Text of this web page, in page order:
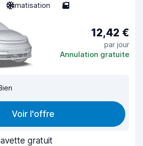
Climatisation 5
12,42 €
par jour
Annulation gratuite
Voir l'offre
gratuit